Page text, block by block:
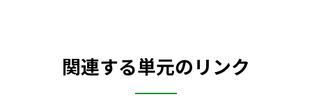
関連する単元のリンク